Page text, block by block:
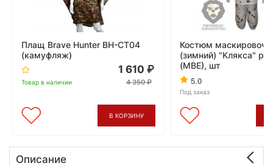
Плащ Brave Hunter BH-CT04
(камуфляж)
Товар в наличии
1 610
4 350
В КОРЗИНУ
Костюм
(зимний) "Клякса" р-
(МВЕ), шт
5.0
Под заказ
Описание